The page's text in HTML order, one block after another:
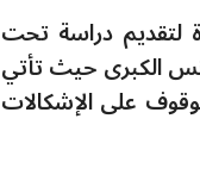
يومي 21 و22 سبتمبر 2024 بتونس ندوة لتقديم دراسة تحت
الكبرى حيث تأتي
القانون 58 لسنة 2017 حيز النفاذ للوقوف على الإشكالات